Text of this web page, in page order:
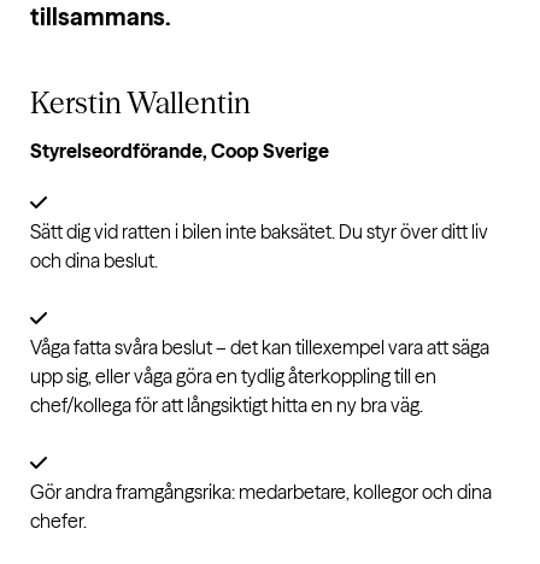
tillsammans.
Kerstin Wallentin
Styrelseordförande, Coop Sverige
Sätt dig vid ratten i bilen inte baksätet. Du styr över ditt liv
och dina beslut.
Våga fatta svåra beslut – det kan tillexempel vara att säga
upp sig, eller våga göra en tydlig återkoppling till en
chef/kollega för att långsiktigt hitta en ny bra väg.
Gör andra framgångsrika: medarbetare, kollegor och dina
chefer.